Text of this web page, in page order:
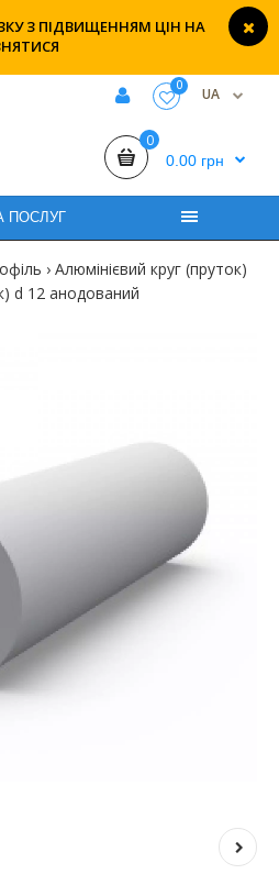
З ПІДВИЩЕННЯМ ЦІН НА
0 UA
0
0.00 грн
ПОСЛУГ
Алюмінієвий круг (пруток)
d 12 анодований